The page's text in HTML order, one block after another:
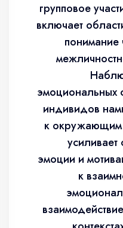
групповое
включает
понимание
эмоциональных
индивидов
к
усиливает
эмоции и
к